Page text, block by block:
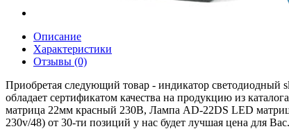
Описание
Характеристики
Отзывы (0)
Приобретая следующий товар - индикатор светодиодный
обладает сертификатом качества на продукцию из
матрица 22мм красный 230В, Лампа AD-22DS LED
230v/48) от 30-ти позиций у нас будет лучшая цена для Вас.